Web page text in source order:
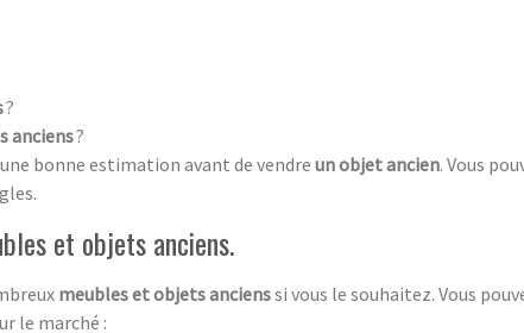
?
anciens?
bonne estimation avant de vendreun objet ancien. Vous
et objets anciens.
meubles et objets ancienssi vous le souhaitez. Vous
le marché :